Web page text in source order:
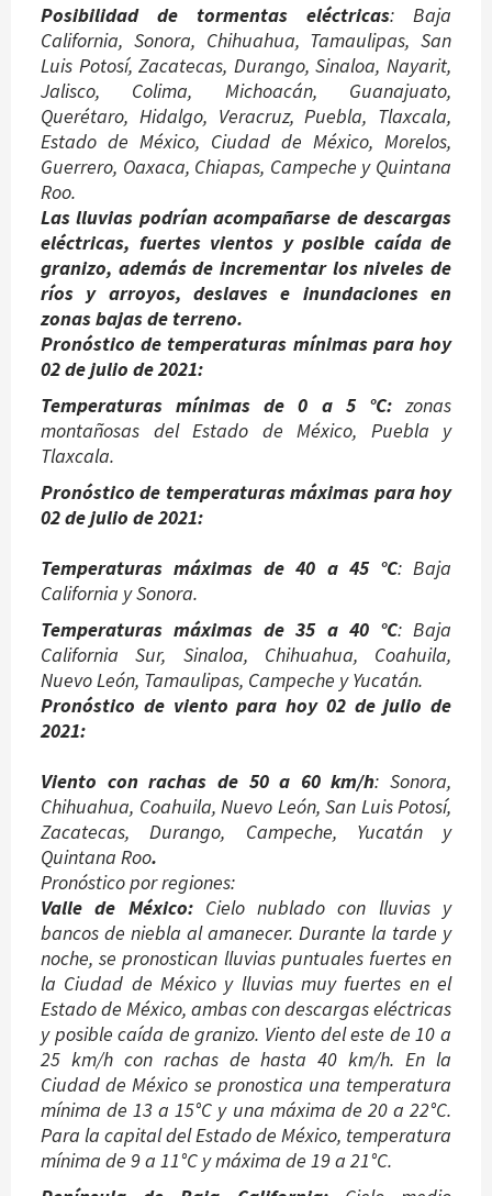
Posibilidad de tormentas eléctricas: Baja
California, Sonora, Chihuahua, Tamaulipas, San
Luis Potosí, Zacatecas, Durango, Sinaloa, Nayarit,
Jalisco, Colima, Michoacán, Guanajuato,
Querétaro, Hidalgo, Veracruz, Puebla, Tlaxcala,
Estado de México, Ciudad de México, Morelos,
Guerrero, Oaxaca, Chiapas, Campeche y Quintana
Roo.
Las lluvias podrían acompañarse de descargas
eléctricas, fuertes vientos y posible caída de
granizo, además de incrementar los niveles de
ríos y arroyos, deslaves e inundaciones en
zonas bajas de terreno.
Pronóstico de temperaturas mínimas para hoy
02 de julio de 2021:
Temperaturas mínimas de 0 a 5 °C:zonas
montañosas del Estado de México, Puebla y
Tlaxcala.
Pronóstico de temperaturas máximas para hoy
02 de julio de 2021:
Temperaturas máximas de 40 a 45 °C: Baja
California y Sonora.
Temperaturas máximas de 35 a 40 °C: Baja
California Sur, Sinaloa, Chihuahua, Coahuila,
Nuevo León, Tamaulipas, Campeche y Yucatán.
Pronóstico de viento para hoy 02 de julio de
2021:
Viento con rachas de 50 a 60 km/h: Sonora,
Chihuahua, Coahuila, Nuevo León, San Luis Potosí,
Zacatecas, Durango, Campeche, Yucatán y
Quintana Roo.
Pronóstico por regiones:
Valle de México: Cielo nublado con lluvias y
bancos de niebla al amanecer. Durante la tarde y
noche, se pronostican lluvias puntuales fuertes en
la Ciudad de México y lluvias muy fuertes en el
Estado de México, ambas con descargas eléctricas
y posible caída de granizo. Viento del este de 10 a
25 km/h con rachas de hasta 40 km/h. En la
Ciudad de México se pronostica una temperatura
mínima de 13 a 15°C y una máxima de 20 a 22°C.
Para la capital del Estado de México, temperatura
mínima de 9 a 11°C y máxima de 19 a 21°C.